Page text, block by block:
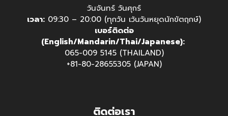
วันจันทร์ วันศุกร์
เวลา: 09:30 – 20:00 (ทุกวัน เว้นวันหยุดนักขัตฤกษ์)
เบอร์ติดต่อ
(English/Mandarin/Thai/Japanese):
065-009 5145 (THAILAND)
+81-80-28655305 (JAPAN)
ติดต่อเรา